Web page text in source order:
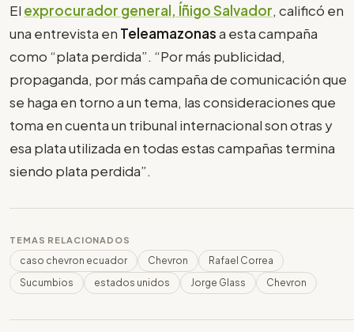
El exprocurador general, Íñigo Salvador, calificó en
una entrevista en Teleamazonasa esta campaña
como “plata perdida”. “Por más publicidad,
propaganda, por más campaña de comunicación que
se haga en torno a un tema, las consideraciones que
toma en cuenta un tribunal internacional son otras y
esa plata utilizada en todas estas campañas termina
siendo plata perdida”.
TEMAS RELACIONADOS
caso chevron ecuador Chevron
Rafael Correa
Sucumbios
estados unidos Jorge Glass Chevron